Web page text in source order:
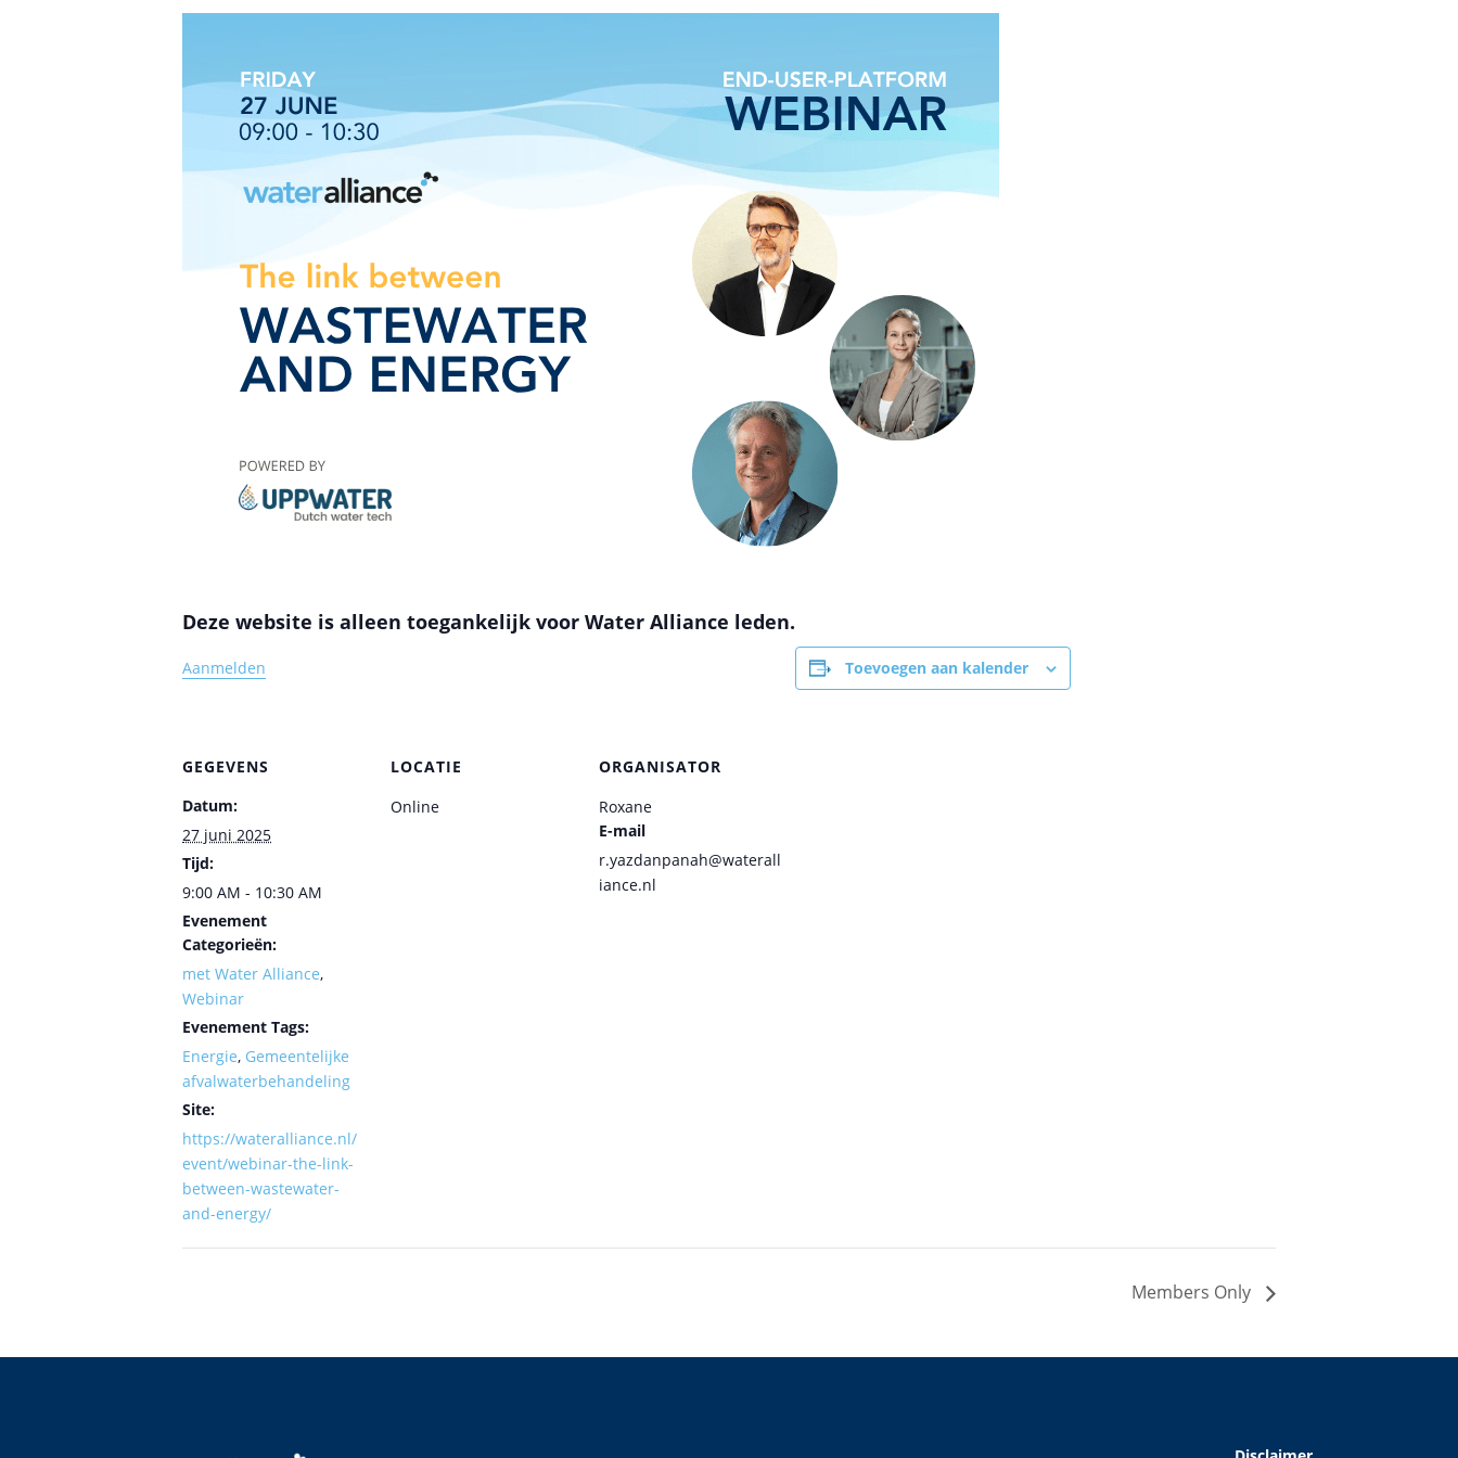
Deze website is alleen toegankelijk voor Water Alliance leden.
Aanmelden Toevoegen aan kalender
GEGEVENS
Datum:
27 juni 2025
Tijd:
9:00 AM - 10:30 AM
Evenement
Categorieën:
met Water Alliance,
Webinar
Evenement Tags:
Energie, Gemeentelijke
afvalwaterbehandeling
Site:
https://wateralliance.nl/
event/webinar-the-link-
between-wastewater-
and-energy/
LOCATIE
Online
ORGANISATOR
Roxane
E-mail
r.yazdanpanah@waterall
iance.nl
Members Only